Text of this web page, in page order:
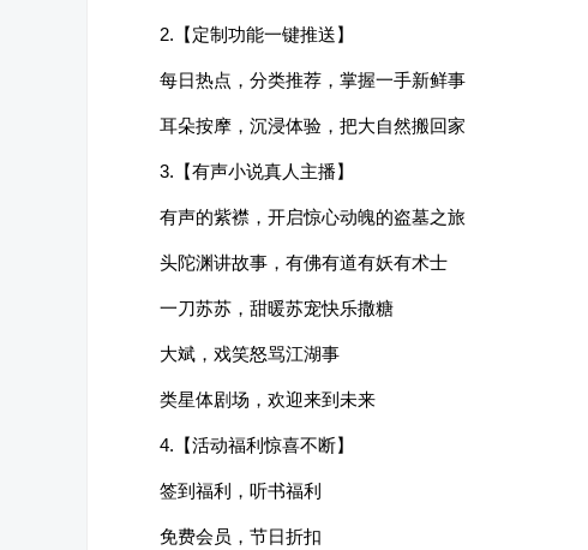
2.【定制功能一键推送】
每日热点，分类推荐，掌握一手新鲜事
耳朵按摩，沉浸体验，把大自然搬回家
3.【有声小说真人主播】
有声的紫襟，开启惊心动魄的盗墓之旅
头陀渊讲故事，有佛有道有妖有术士
一刀苏苏，甜暖苏宠快乐撒糖
大斌，戏笑怒骂江湖事
类星体剧场，欢迎来到未来
4.【活动福利惊喜不断】
签到福利，听书福利
免费会员，节日折扣